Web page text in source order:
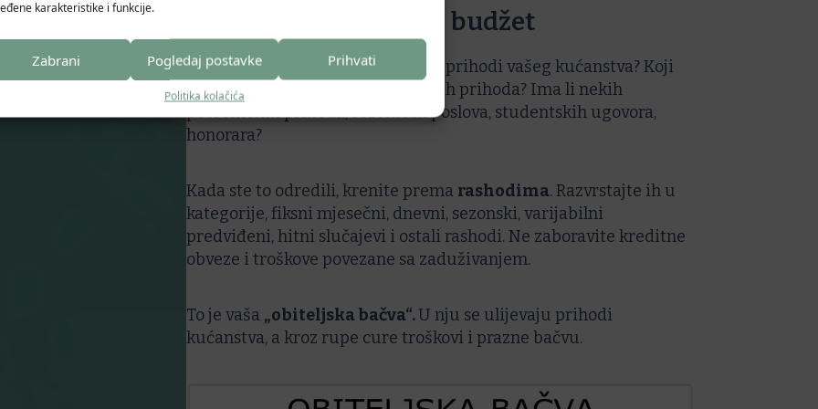
karakteristike i funkcije.
Prihvati
Zabrani Pogledaj postavke
Politika kolačića
Izradite vlastiti kućni budžet
Krenite od prihoda, koji su stalni prihodi vašeg kućanstva? Koji
članovi obitelji su „nositelji“ stalnih prihoda? Ima li nekih
povremenih prihoda, sezonskih poslova, studentskih ugovora,
honorara?
Kada ste to odredili, krenite prema rashodima. Razvrstajte ih u
kategorije, fiksni mjesečni, dnevni, sezonski, varijabilni
predviđeni, hitni slučajevi i ostali rashodi. Ne zaboravite kreditne
obveze i troškove povezane sa zaduživanjem.
To je vaša „obiteljska bačva“.U nju se ulijevaju prihodi
kućanstva, a kroz rupe cure troškovi i prazne bačvu.